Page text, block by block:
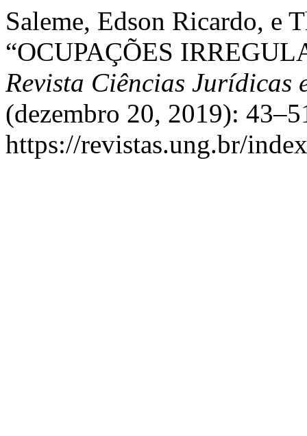
Saleme, Edson Ricardo, e
“OCUPAÇÕES
Revista Ciências Jurídicas
(dezembro 20, 2019):
https://revistas.ung.br/